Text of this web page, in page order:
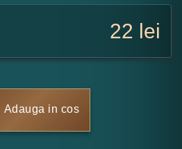
22 lei
Adauga in cos